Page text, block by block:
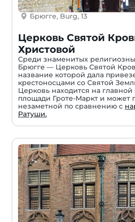
Брюгге, Burg, 13
Церковь Святой
Христовой
Среди знаменитых
Брюгге — Церковь Святой
название которой дала
крестоносцами со Святой
Церковь находится на главной
площади Гроте-Маркт и может
незаметной по сравнению с
Ратуши.